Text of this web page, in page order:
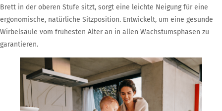
Brett in der oberen Stufe sitzt, sorgt eine leichte Neigung für eine
ergonomische, natürliche Sitzposition. Entwickelt, um eine gesunde
Wirbelsäule vom frühesten Alter an in allen Wachstumsphasen zu
garantieren.